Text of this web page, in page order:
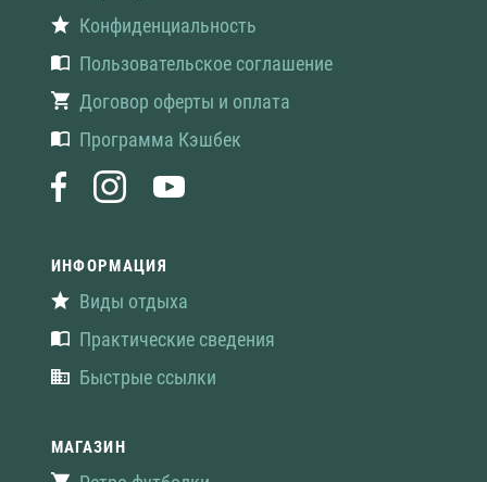
Конфиденциальность
Пользовательское соглашение
Договор оферты и оплата
Программа Кэшбек
ИНФОРМАЦИЯ
Виды отдыха
Практические сведения
Быстрые ссылки
МАГАЗИН